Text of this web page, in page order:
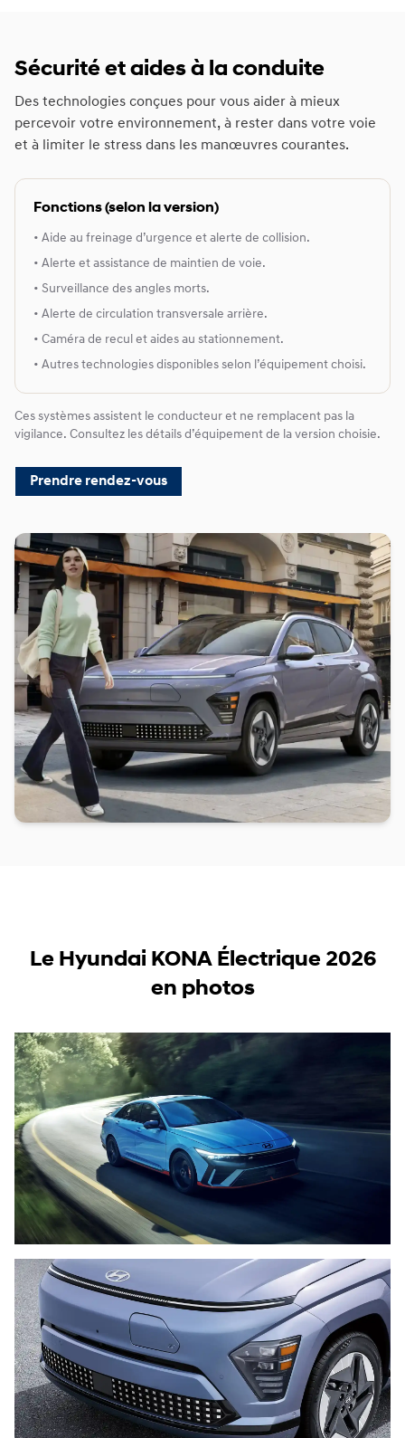
Sécurité et aides à la conduite
Des technologies conçues pour vous aider à mieux
percevoir votre environnement, à rester dans votre voie
et à limiter le stress dans les manœuvres courantes.
Fonctions (selon la version)
• Aide au freinage d’urgence et alerte de collision.
• Alerte et assistance de maintien de voie.
• Surveillance des angles morts.
• Alerte de circulation transversale arrière.
• Caméra de recul et aides au stationnement.
• Autres technologies disponibles selon l’équipement choisi.
Ces systèmes assistent le conducteur et ne remplacent pas la
vigilance. Consultez les détails d’équipement de la version choisie.
Prendre rendez-vous
Le Hyundai KONA Électrique 2026
en photos